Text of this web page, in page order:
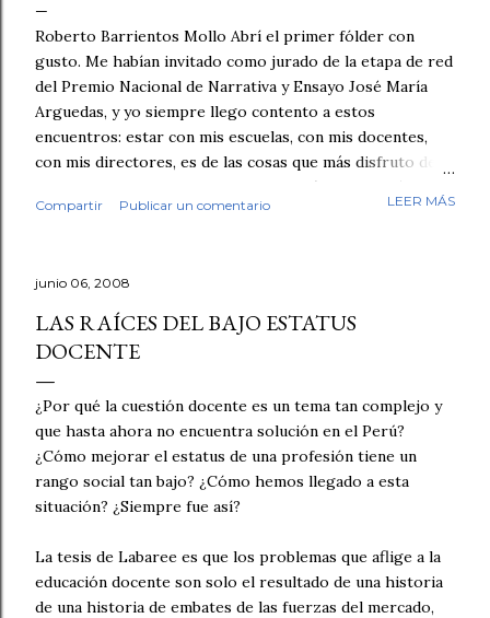
Roberto Barrientos Mollo Abrí el primer fólder con
gusto. Me habían invitado como jurado de la etapa de red
del Premio Nacional de Narrativa y Ensayo José María
Arguedas, y yo siempre llego contento a estos
encuentros: estar con mis escuelas, con mis docentes,
con mis directores, es de las cosas que más disfruto de
mi trabajo. Antes de empezar la revisión hubo café,
saludos, conversación. Luego, los fólderes. Leí el primer
el tipo de redacción, esa tersura sin fisuras que uno
reconoce cuando ha leído miles de textos escolares.
Seguí revisando. Cuentos y fábulas de primaria, cuentos y
ensayos de secundaria. Luego contrasté mis sospechas
con varias herramientas de inteligencia artificial. El
diagnóstico se repetía: demasiado sintético, demasiado
perfecto. Y aquí quiero ser honesto: ningún detector es
infalible, y no pondría las manos al fuego por cada caso
individual. Pe...
Compartir Publicar un comentario LEER MÁS
junio 06, 2008
LAS RAÍCES DEL BAJO ESTATUS
DOCENTE
¿Por qué la cuestión docente es un tema tan complejo y
que hasta ahora no encuentra solución en el Perú?
¿Cómo mejorar el estatus de una profesión tiene un
rango social tan bajo? ¿Cómo hemos llegado a esta
situación? ¿Siempre fue así?
La tesis de Labaree es que los problemas que aflige a la
educación docente son solo el resultado de una historia
de una historia de embates de las fuerzas del mercado,